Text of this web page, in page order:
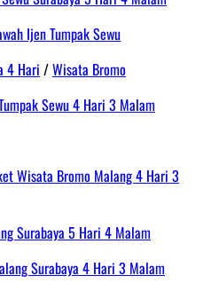
4 Hari /Wisata Bromo
Sewu 4 Hari 3 Malam
Wisata Bromo Malang 4 Hari 3
Surabaya 5 Hari 4 Malam